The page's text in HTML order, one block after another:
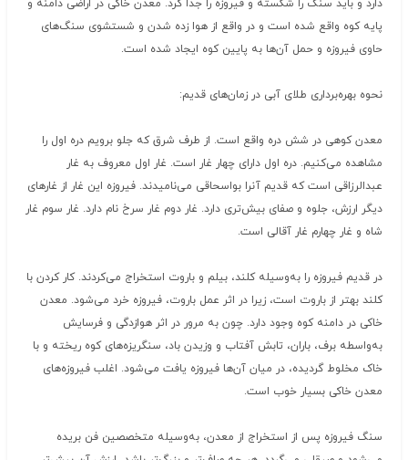
دارد و باید سنگ را شکسته و فیروزه را جدا کرد. معدن خاکی در اراضی دامنه و
پایه کوه واقع شده است و در واقع از هوا زده شدن و شستشوی سنگ‌های
حاوی فیروزه و حمل آن‌ها به پایین کوه ایجاد شده است.
نحوه بهره‌برداری طلای آبی در زمان‌های قدیم:
معدن کوهی در شش دره واقع است. از طرف شرق که جلو برویم دره اول را
مشاهده می‌کنیم. دره اول دارای چهار غار است. غار اول معروف به غار
عبدالرزاقی است که قدیم آنرا بو‌اسحاقی می‌نامیدند. فیروزه این غار از غارهای
دیگر ارزش، جلوه و صفای بیش‌تری دارد. غار دوم غار سرخ نام دارد. غار سوم غار
شاه و غار چهارم غار آقالی است.
در قدیم فیروزه را به‌وسیله کلند، بیلم و باروت استخراج می‌کردند. کار کردن با
کلند بهتر از باروت است، زیرا در اثر عمل باروت، فیروزه خرد می‌شود. معدن
خاکی در دامنه کوه وجود دارد. چون به مرور در اثر هوازدگی و فرسایش
به‌واسطه برف، باران، تابش آفتاب و وزیدن باد، سنگریزه‌های کوه ریخته و با
خاک مخلوط گردیده، در میان آن‌ها فیروزه یافت می‌شود. اغلب فیروزه‌های
معدن خاکی بسیار خوب است.
سنگ فیروزه پس از استخراج از معدن، به‌وسیله متخصصین فن بریده